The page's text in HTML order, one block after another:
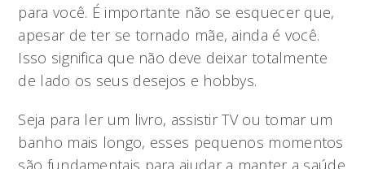
para você. É importante não se esquecer que,
apesar de ter se tornado mãe, ainda é você.
Isso significa que não deve deixar totalmente
de lado os seus desejos e hobbys.
Seja para ler um livro, assistir TV ou tomar um
banho mais longo, esses pequenos momentos
são fundamentais para ajudar a manter a saúde